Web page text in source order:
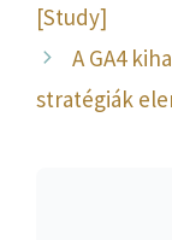
[Study]
A GA4
stratégiák